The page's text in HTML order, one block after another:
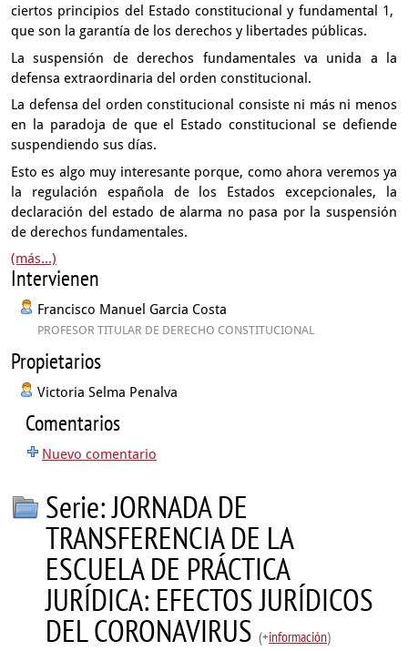
ciertos principios del Estado constitucional y fundamental 1,
que son la garantía de los derechos y libertades públicas.
La suspensión de derechos fundamentales va unida a la
defensa extraordinaria del orden constitucional.
La defensa del orden constitucional consiste ni más ni menos
en la paradoja de que el Estado constitucional se defiende
suspendiendo sus días.
Esto es algo muy interesante porque, como ahora veremos ya
la regulación española de los Estados excepcionales, la
declaración del estado de alarma no pasa por la suspensión
de derechos fundamentales.
(más...)
Intervienen
Francisco Manuel Garcia Costa
PROFESOR TITULAR DE DERECHO CONSTITUCIONAL
Propietarios
Victoria Selma Penalva
Comentarios
Nuevo comentario
Serie: JORNADA DE
TRANSFERENCIA DE LA
ESCUELA DE PRÁCTICA
JURÍDICA: EFECTOS JURÍDICOS
DEL CORONAVIRUS (+información)